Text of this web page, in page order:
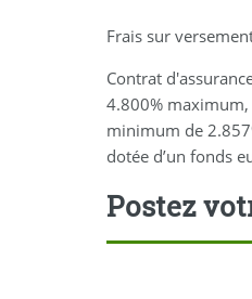
Frais sur
Contrat
4.800%
minimum de
dotée d’un fonds
Postez